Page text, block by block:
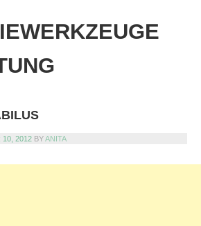
10, 2012 BYANITA